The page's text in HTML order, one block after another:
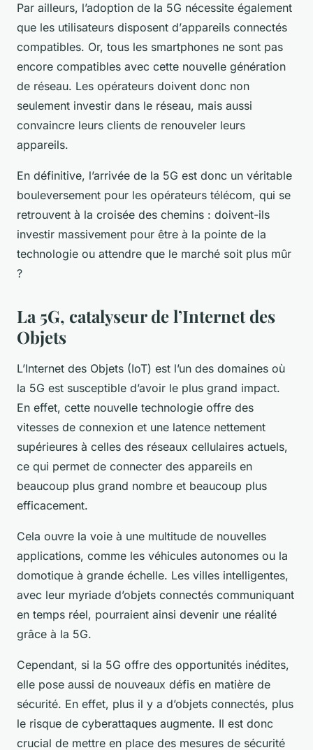
Par ailleurs, l’adoption de la 5G nécessite également
que les utilisateurs disposent d’appareils connectés
compatibles. Or, tous les smartphones ne sont pas
encore compatibles avec cette nouvelle génération
de réseau. Les opérateurs doivent donc non
seulement investir dans le réseau, mais aussi
convaincre leurs clients de renouveler leurs
appareils.
En définitive, l’arrivée de la 5G est donc un véritable
bouleversement pour les opérateurs télécom, qui se
retrouvent à la croisée des chemins : doivent-ils
investir massivement pour être à la pointe de la
technologie ou attendre que le marché soit plus mûr
?
La 5G, catalyseur de l’Internet des
Objets
L’Internet des Objets (IoT) est l’un des domaines où
la 5G est susceptible d’avoir le plus grand impact.
En effet, cette nouvelle technologie offre des
vitesses de connexion et une latence nettement
supérieures à celles des réseaux cellulaires actuels,
ce qui permet de connecter des appareils en
beaucoup plus grand nombre et beaucoup plus
efficacement.
Cela ouvre la voie à une multitude de nouvelles
applications, comme les véhicules autonomes ou la
domotique à grande échelle. Les villes intelligentes,
avec leur myriade d’objets connectés communiquant
en temps réel, pourraient ainsi devenir une réalité
grâce à la 5G.
Cependant, si la 5G offre des opportunités inédites,
elle pose aussi de nouveaux défis en matière de
sécurité. En effet, plus il y a d’objets connectés, plus
le risque de cyberattaques augmente. Il est donc
crucial de mettre en place des mesures de sécurité